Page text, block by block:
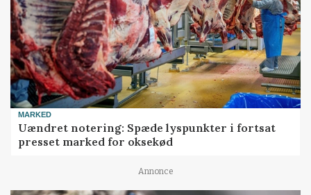
MARKED
Uændret notering: Spæde lyspunkter i fortsat
presset marked for oksekød
Annonce